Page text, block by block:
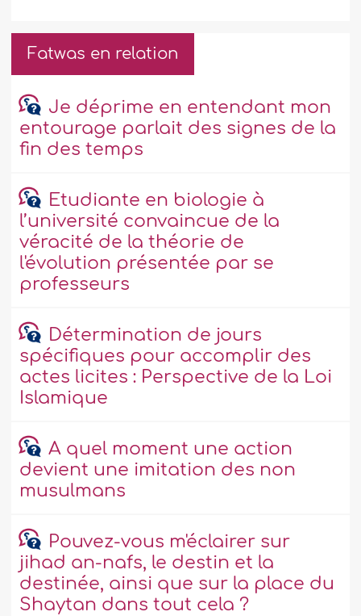
Fatwas en relation
Je déprime en entendant mon
entourage parlait des signes de la
fin des temps
Etudiante en biologie à
l’université convaincue de la
véracité de la théorie de
l'évolution présentée par se
professeurs
Détermination de jours
spécifiques pour accomplir des
actes licites : Perspective de la Loi
Islamique
A quel moment une action
devient une imitation des non
musulmans
Pouvez-vous m'éclairer sur
jihad an-nafs, le destin et la
destinée, ainsi que sur la place du
Shaytan dans tout cela ?